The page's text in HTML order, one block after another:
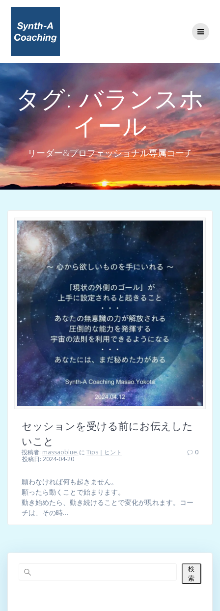
プ
タグ:バランスホ
イール
リーダー&プロフェッショナル専属コーチ
セッションを受ける前にお伝えした
いこと
投稿者: massaoblue.にTips｜ヒント
投稿日: 2024-04-20
0
願わなければ何も起きません。
願ったら動くことで始まります。
動き始めたら、動き続けることで変化が現れます。コー
チは、その時…
検
索